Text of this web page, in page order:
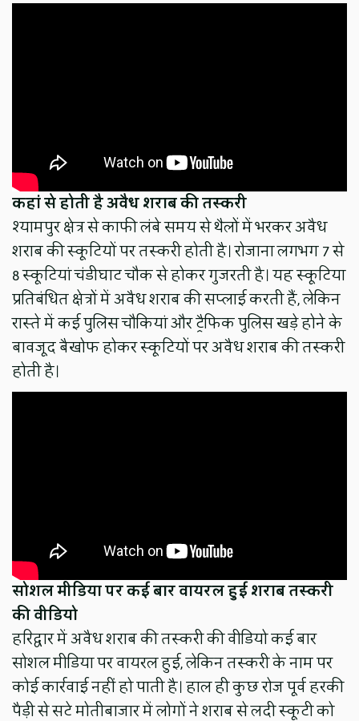
कहां से होती है अवैध शराब की तस्करी
श्यामपुर क्षेत्र से काफी लंबे समय से थैलों में भरकर अवैध
शराब की स्कूटियों पर तस्करी होती है। रोजाना लगभग 7 से
8 स्कूटियां चंडीघाट चौक से होकर गुजरती है। यह स्कूटिया
प्रतिबंधित क्षेत्रों में अवैध शराब की सप्लाई करती हैं, लेकिन
रास्ते में कई पुलिस चौकियां और ट्रैफिक पुलिस खड़े होने के
बावजूद बैखोफ होकर स्कूटियों पर अवैध शराब की तस्करी
होती है।
सोशल मीडिया पर कई बार वायरल हुई शराब तस्करी
की वीडियो
हरिद्वार में अवैध शराब की तस्करी की वीडियो कई बार
सोशल मीडिया पर वायरल हुई, लेकिन तस्करी के नाम पर
कोई कार्रवाई नहीं हो पाती है। हाल ही कुछ रोज पूर्व हरकी
पैड़ी से सटे मोतीबाजार में लोगों ने शराब से लदी स्कूटी को